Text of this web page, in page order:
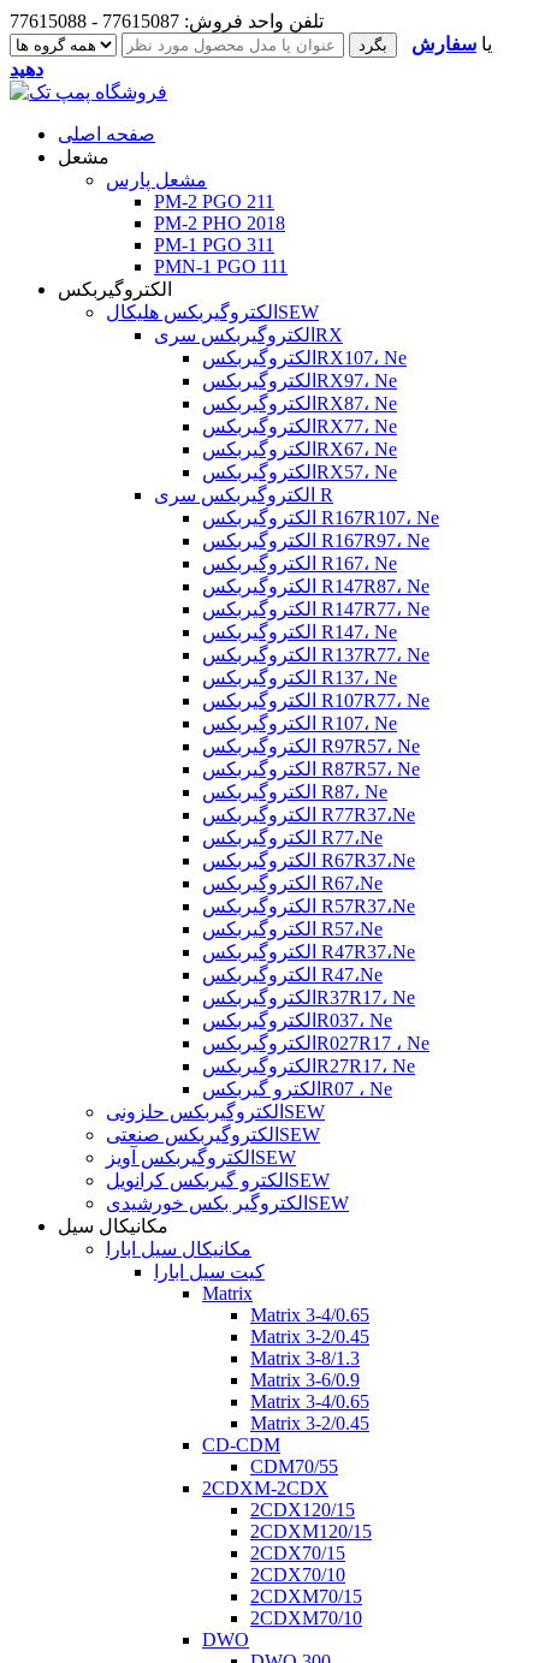
تلفن واحد فروش: 77615087 - 77615088
یا سفارش
دهید
صفحه اصلی
مشعل
مشعل پارس
PM-2 PGO 211
PM-2 PHO 2018
PM-1 PGO 311
PMN-1 PGO 111
الکتروگیربکس
الکتروگیربکس هلیکالSEW
الکتروگیربکس سریRX
الکتروگیربکسRX107، Ne
الکتروگیربکسRX97، Ne
الکتروگیربکسRX87، Ne
الکتروگیربکسRX77، Ne
الکتروگیربکسRX67، Ne
الکتروگیربکسRX57، Ne
الکتروگیربکس سری R
الکتروگیربکس R167R107، Ne
الکتروگیربکس R167R97، Ne
الکتروگیربکس R167، Ne
الکتروگیربکس R147R87، Ne
الکتروگیربکس R147R77، Ne
الکتروگیربکس R147، Ne
الکتروگیربکس R137R77، Ne
الکتروگیربکس R137، Ne
الکتروگیربکس R107R77، Ne
الکتروگیربکس R107، Ne
الکتروگیربکس R97R57، Ne
الکتروگیربکس R87R57، Ne
الکتروگیربکس R87، Ne
الکتروگیربکس R77R37،Ne
الکتروگیربکس R77،Ne
الکتروگیربکس R67R37،Ne
الکتروگیربکس R67،Ne
الکتروگیربکس R57R37،Ne
الکتروگیربکس R57،Ne
الکتروگیربکس R47R37،Ne
الکتروگیربکس R47،Ne
الکتروگیربکسR37R17، Ne
الکتروگیربکسR037، Ne
الکتروگیربکسR027R17 ، Ne
الکتروگیربکسR27R17، Ne
الکترو گیربکسR07 ، Ne
الکتروگیربکس حلزونیSEW
الکتروگیربکس صنعتیSEW
الکتروگیربکس آویزSEW
الکترو گیربکس کرانویلSEW
الکتروگیر بکس خورشیدیSEW
مکانیکال سیل
مکانیکال سیل ابارا
کیت سیل ابارا
Matrix
Matrix 3-4/0.65
Matrix 3-2/0.45
Matrix 3-8/1.3
Matrix 3-6/0.9
Matrix 3-4/0.65
Matrix 3-2/0.45
CD-CDM
CDM70/55
2CDXM-2CDX
2CDX120/15
2CDXM120/15
2CDX70/15
2CDX70/10
2CDXM70/15
2CDXM70/10
DWO